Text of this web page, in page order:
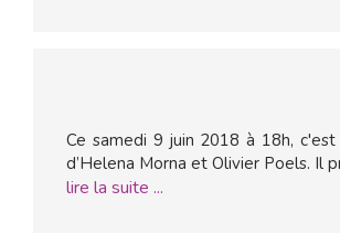
Ce samedi 9 juin 2018 à 18h,
d’Helena Morna et Olivier Poels. Il
lire la suite ...